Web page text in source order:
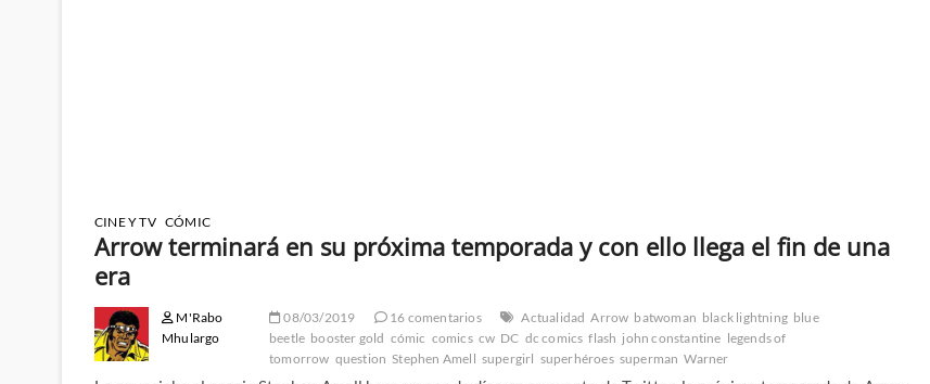
CINE Y TV CÓMIC
Arrow terminará en su próxima temporada y con ello llega el fin de una
era
M'Rabo
Mhulargo
08/03/2019 16 comentarios Actualidad Arrow batwoman black lightning blue
beetle booster gold cómic comics cw DC dc comics flash john constantine legends of
tomorrow question Stephen Amell supergirl superhéroes superman Warner